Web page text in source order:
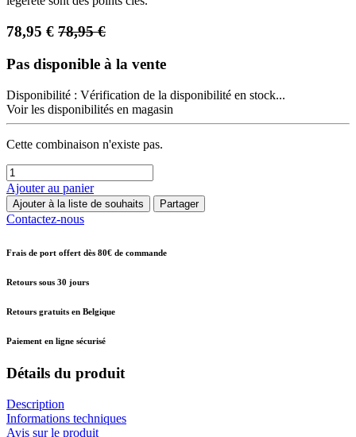
78,95 € 78,95€
Pas disponible à la vente
Disponibilité : Vérification de la disponibilité en stock...
Voir les disponibilités en magasin
Cette combinaison n'existe pas.
Ajouter au panier
Ajouter à la liste de souhaits Partager
Contactez-nous
Frais de port offert dès 80€ de commande
Retours sous 30 jours
Retours gratuits en Belgique
Paiement en ligne sécurisé
Détails du produit
Description
Informations techniques
Avis sur le produit